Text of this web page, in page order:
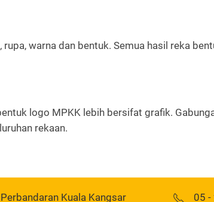
warna dan bentuk. Semua hasil reka
logo MPKK lebih bersifat grafik.
rekaan.
Kuala Kangsar 05